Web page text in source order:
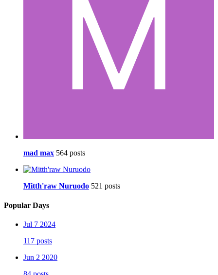
mad max 564 posts
Mitth'raw Nuruodo 521 posts
Popular Days
Jul 7 2024
117 posts
Jun 2 2020